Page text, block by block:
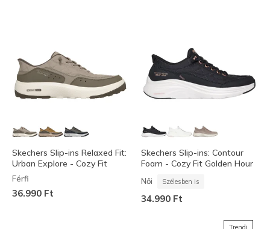
Skechers Slip-ins Relaxed Fit:
Urban Explore - Cozy Fit
Férfi
36.990 Ft
Skechers Slip-ins: Contour
Foam - Cozy Fit Golden Hour
Női Szélesben is
34.990 Ft
Trendi